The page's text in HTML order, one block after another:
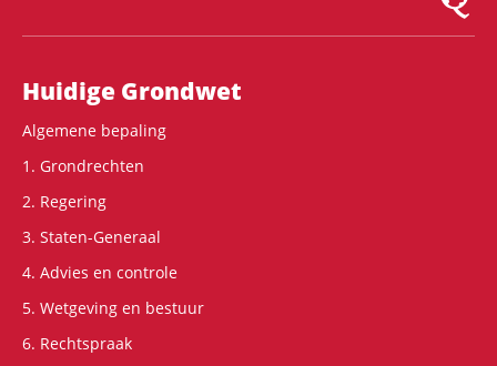
Hoofdnavigatie
Huidige Grondwet
Algemene bepaling
1. Grondrechten
2. Regering
3. Staten-Generaal
4. Advies en controle
5. Wetgeving en bestuur
6. Rechtspraak